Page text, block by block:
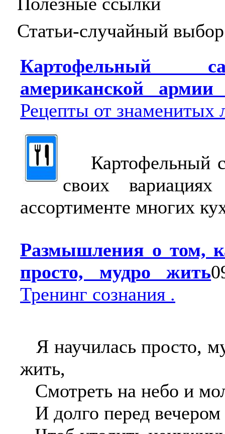
Статьи-случайный выбор
Картофельный
американской
Рецепты от знаменитых
Картофельный
своих
ассортименте многих
Размышления о том,
Тренинг сознания .
Я научилась просто,
жить,
Смотреть на небо и
И долго перед вечером